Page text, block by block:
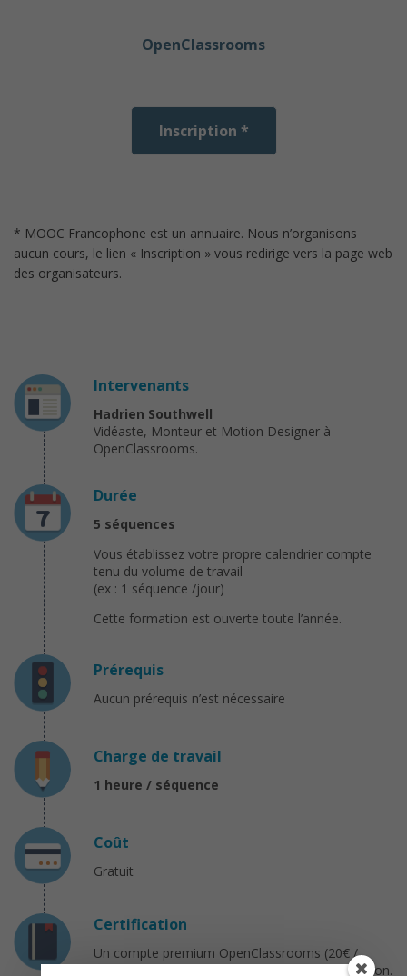
OpenClassrooms
Inscription *
* MOOC Francophone est un annuaire. Nous n’organisons
aucun cours, le lien « Inscription » vous redirige vers la page web
des organisateurs.
Intervenants
Hadrien Southwell
Vidéaste, Monteur et Motion Designer à
OpenClassrooms.
Durée
5 séquences
Vous établissez votre propre calendrier compte
tenu du volume de travail
(ex : 1 séquence /jour)
Cette formation est ouverte toute l’année.
Prérequis
Aucun prérequis n’est nécessaire
Charge de travail
1 heure / séquence
Coût
Gratuit
Certification
Un compte premium OpenClassrooms (20€ /
mois) est nécessaire pour obtenir une certification.